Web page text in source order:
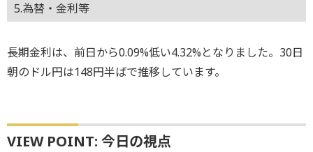
5.為替・金利等
長期金利は、前日から0.09%低い4.32%となりました。30日
朝のドル円は148円半ばで推移しています。
VIEW POINT: 今日の視点